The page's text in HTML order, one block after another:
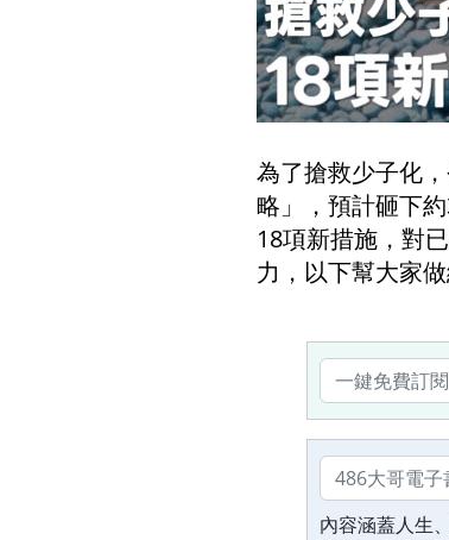
為了搶救少子化
略」，預計砸下
18項新措施，對
力，以下幫大家做
內容涵蓋人生